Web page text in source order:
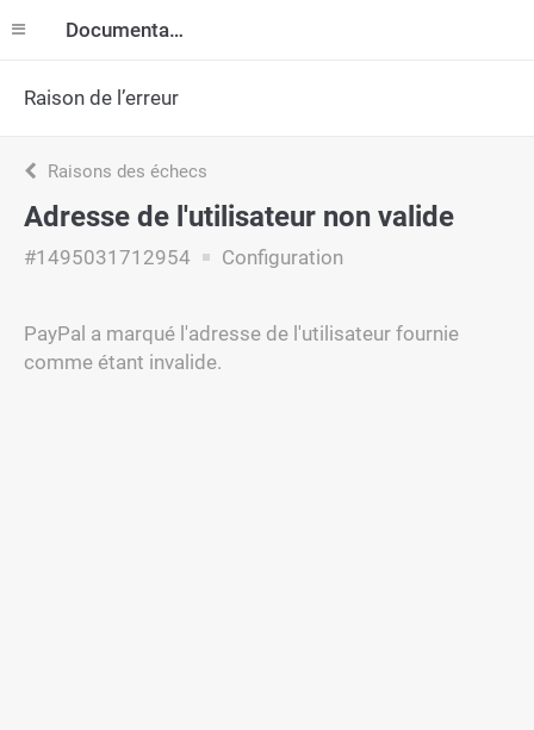
Documentation
Raison de l’erreur
Raisons des échecs
Adresse de l'utilisateur non valide
#1495031712954 Configuration
PayPal a marqué l'adresse de l'utilisateur fournie
comme étant invalide.